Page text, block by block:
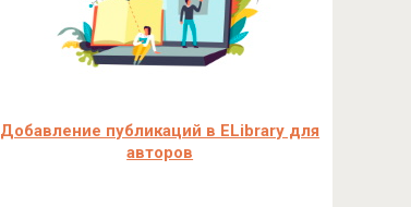
Добавление публикаций в ELibrary для
авторов